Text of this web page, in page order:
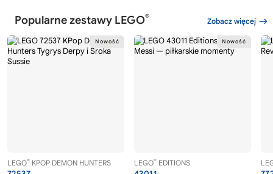
Popularne zestawy LEGO® Zobacz więcej
LEGO® KPOP DEMON HUNTERS LEGO® EDITIONS